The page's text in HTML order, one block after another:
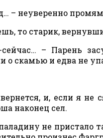
– неуверенно
то старик,
– Парень
о скамью и едва не
и, если я
наконец сел.
не пристало